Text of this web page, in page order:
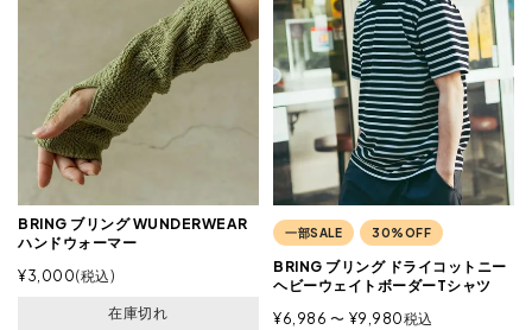
BRING ブリング WUNDERWEAR
ハンドウォーマー
¥3,000 税込
在庫切れ
一部SALE 30%OFF
BRING ブリング ドライコットニー
ヘビーウェイトボーダーTシャツ
¥6,986 〜 ¥9,980税込